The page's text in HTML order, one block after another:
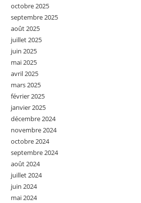
octobre 2025
septembre 2025
août 2025
juillet 2025
juin 2025
mai 2025
avril 2025
mars 2025
février 2025
janvier 2025
décembre 2024
novembre 2024
octobre 2024
septembre 2024
août 2024
juillet 2024
juin 2024
mai 2024